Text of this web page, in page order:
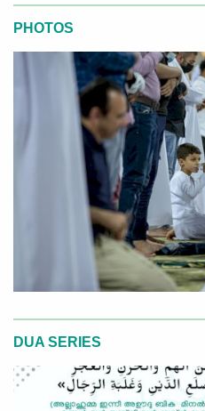
PHOTOS
DUA SERIES